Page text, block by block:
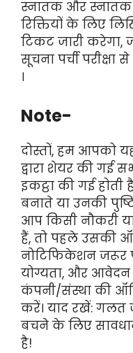
स्नातक और स्नातक
रिक्तियों के लिए
टिकट जारी करेगा,
सूचना पर्ची परीक्षा
।
Note-
दोस्तों, हम आपको
द्वारा शेयर की गई
इकट्ठा की गई
बनाते या उनकी
आप किसी नौकरी
हैं, तो पहले उसकी
नोटिफिकेशन जरूर
योग्यता, और आवेदन
कंपनी/संस्था की
करें। याद रखें: गलत
बचने के लिए
है!